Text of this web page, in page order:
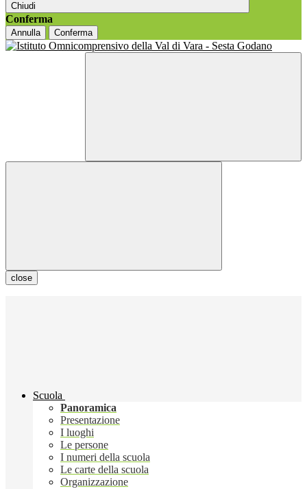
Chiudi
Conferma
Annulla Conferma
close
Scuola
Panoramica
Presentazione
I luoghi
Le persone
I numeri della scuola
Le carte della scuola
Organizzazione